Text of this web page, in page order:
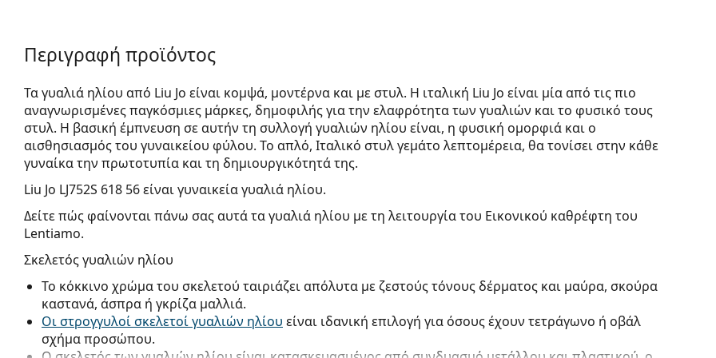
Περιγραφή προϊόντος
Τα γυαλιά ηλίου από Liu Jo είναι κομψά, μοντέρνα και με στυλ. Η ιταλική Liu Jo είναι μία από τις πιο
αναγνωρισμένες παγκόσμιες μάρκες, δημοφιλής για την ελαφρότητα των γυαλιών και το φυσικό τους
στυλ. Η βασική έμπνευση σε αυτήν τη συλλογή γυαλιών ηλίου είναι, η φυσική ομορφιά και ο
αισθησιασμός του γυναικείου φύλου. Το απλό, Ιταλικό στυλ γεμάτο λεπτομέρεια, θα τονίσει στην κάθε
γυναίκα την πρωτοτυπία και τη δημιουργικότη­τά της.
Liu Jo LJ752S 618 56είναι γυναικεία γυαλιά ηλίου.
Δείτε πώς φαίνονται πάνω σας αυτά τα γυαλιά ηλίου με τη λειτουργία του Εικονικού καθρέφτη του
Lentiamo.
Σκελετός γυαλιών ηλίου
Το κόκκινο χρώμα του σκελετού ταιριάζει απόλυτα με ζεστούς τόνους δέρματος και μαύρα, σκούρα
καστανά, άσπρα ή γκρίζα μαλλιά.
Οι στρογγυλοί σκελετοί γυαλιών ηλίου είναι ιδανική επιλογή για όσους έχουν τετράγωνο ή οβάλ
σχήμα προσώπου.